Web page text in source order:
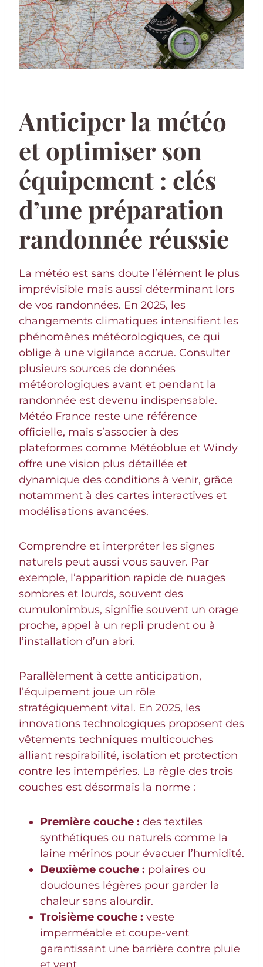
Anticiper la météo
et optimiser son
équipement : clés
d’une préparation
randonnée réussie
La météo est sans doute l’élément le plus
imprévisible mais aussi déterminant lors
de vos randonnées. En 2025, les
changements climatiques intensifient les
phénomènes météorologiques, ce qui
oblige à une vigilance accrue. Consulter
plusieurs sources de données
météorologiques avant et pendant la
randonnée est devenu indispensable.
Météo France reste une référence
officielle, mais s’associer à des
plateformes comme Météoblue et Windy
offre une vision plus détaillée et
dynamique des conditions à venir, grâce
notamment à des cartes interactives et
modélisations avancées.
Comprendre et interpréter les signes
naturels peut aussi vous sauver. Par
exemple, l’apparition rapide de nuages
sombres et lourds, souvent des
cumulonimbus, signifie souvent un orage
proche, appel à un repli prudent ou à
l’installation d’un abri.
Parallèlement à cette anticipation,
l’équipement joue un rôle
stratégiquement vital. En 2025, les
innovations technologiques proposent des
vêtements techniques multicouches
alliant respirabilité, isolation et protection
contre les intempéries. La règle des trois
couches est désormais la norme :
Première couche : des textiles
synthétiques ou naturels comme la
laine mérinos pour évacuer l’humidité.
Deuxième couche : polaires ou
doudounes légères pour garder la
chaleur sans alourdir.
Troisième couche : veste
imperméable et coupe-vent
garantissant une barrière contre pluie
et vent.